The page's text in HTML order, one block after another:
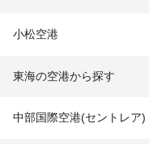
小松空港
東海の空港から探す
中部国際空港(セントレア)